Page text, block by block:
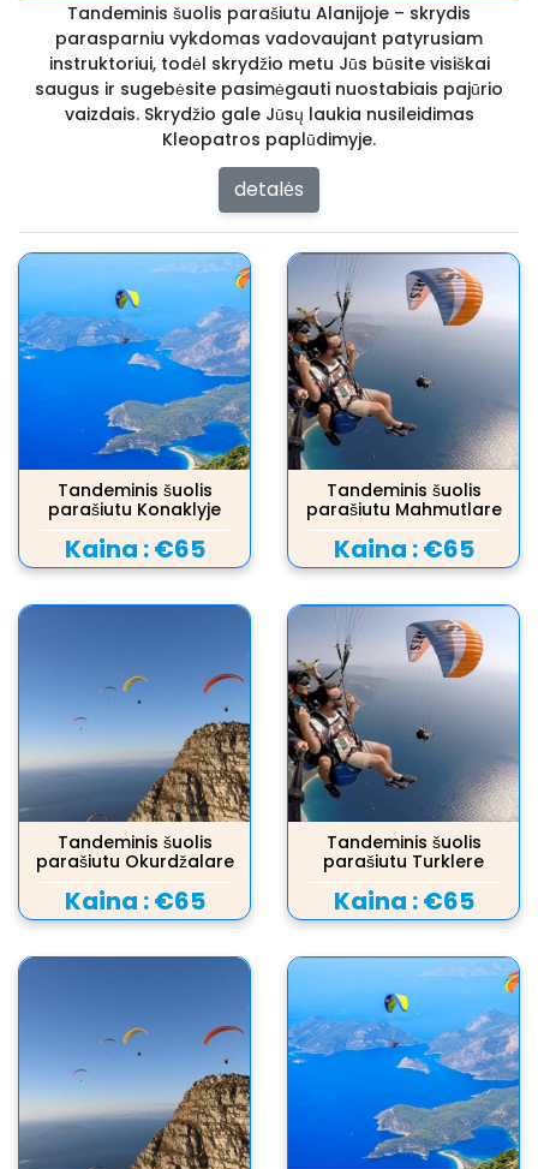
Tandeminis šuolis parašiutu Alanijoje – skrydis
parasparniu vykdomas vadovaujant patyrusiam
instruktoriui, todėl skrydžio metu Jūs būsite visiškai
saugus ir sugebėsite pasimėgauti nuostabiais pajūrio
vaizdais. Skrydžio gale Jūsų laukia nusileidimas
Kleopatros paplūdimyje.
detalės
Tandeminis šuolis
parašiutu Konaklyje
Kaina :€65
Tandeminis šuolis
parašiutu Mahmutlare
Kaina :€65
Tandeminis šuolis
parašiutu Okurdžalare
Kaina :€65
Tandeminis šuolis
parašiutu Turklere
Kaina :€65